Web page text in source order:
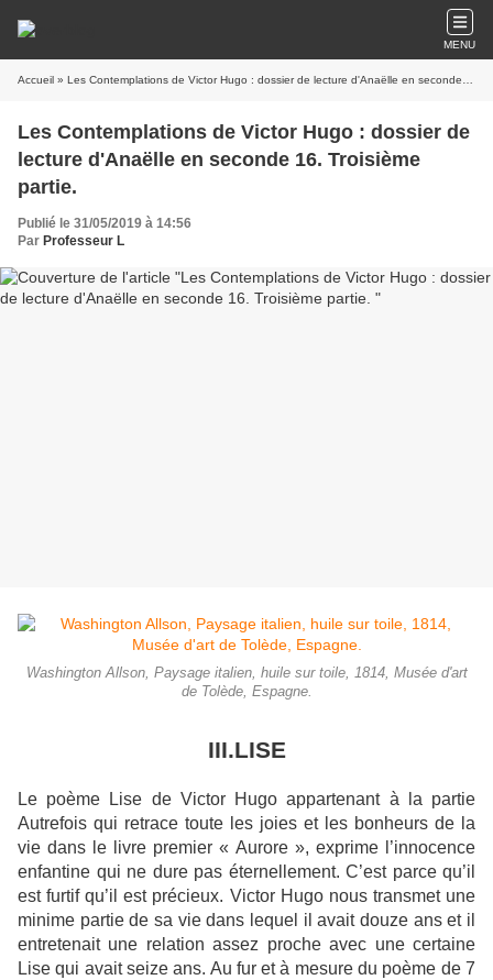
MENU
Accueil » Les Contemplations de Victor Hugo : dossier de lecture d'Anaëlle en seconde 16. Troisième partie.
Les Contemplations de Victor Hugo : dossier de
lecture d'Anaëlle en seconde 16. Troisième
partie.
Publié le 31/05/2019 à 14:56
Par Professeur L
Washington Allson, Paysage italien, huile sur toile, 1814, Musée d'art
de Tolède, Espagne.
III.LISE
Le poème Lise de Victor Hugo appartenant à la partie
Autrefois qui retrace toute les joies et les bonheurs de la
vie dans le livre premier « Aurore », exprime l’innocence
enfantine qui ne dure pas éternellement. C’est parce qu’il
est furtif qu’il est précieux. Victor Hugo nous transmet une
minime partie de sa vie dans lequel il avait douze ans et il
entretenait une relation assez proche avec une certaine
Lise qui avait seize ans. Au fur et à mesure du poème de 7